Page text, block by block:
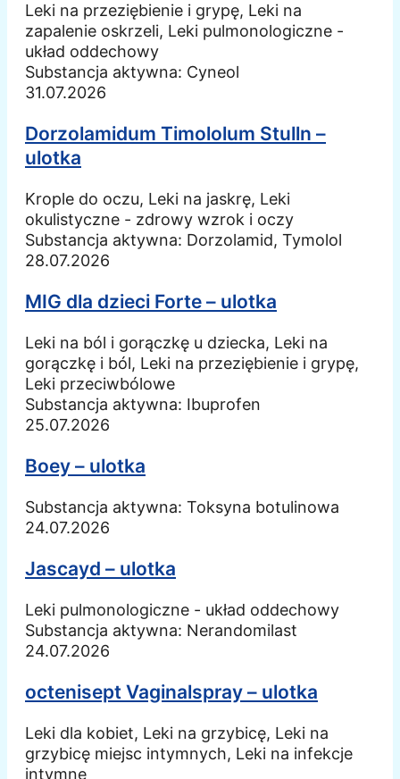
Leki na przeziębienie i grypę, Leki na
zapalenie oskrzeli, Leki pulmonologiczne -
układ oddechowy
Substancja aktywna: Cyneol
31.07.2026
Dorzolamidum Timololum Stulln –
ulotka
Krople do oczu, Leki na jaskrę, Leki
okulistyczne - zdrowy wzrok i oczy
Substancja aktywna: Dorzolamid, Tymolol
28.07.2026
MIG dla dzieci Forte – ulotka
Leki na ból i gorączkę u dziecka, Leki na
gorączkę i ból, Leki na przeziębienie i grypę,
Leki przeciwbólowe
Substancja aktywna: Ibuprofen
25.07.2026
Boey – ulotka
Substancja aktywna: Toksyna botulinowa
24.07.2026
Jascayd – ulotka
Leki pulmonologiczne - układ oddechowy
Substancja aktywna: Nerandomilast
24.07.2026
octenisept Vaginalspray – ulotka
Leki dla kobiet, Leki na grzybicę, Leki na
grzybicę miejsc intymnych, Leki na infekcje
intymne